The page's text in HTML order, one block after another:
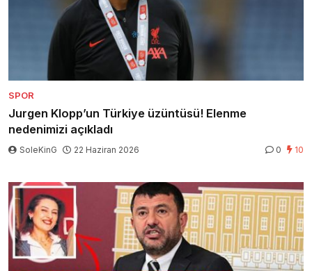
SPOR
Jurgen Klopp’un Türkiye üzüntüsü! Elenme
nedenimizi açıkladı
SoleKinG 22 Haziran 2026 0 10